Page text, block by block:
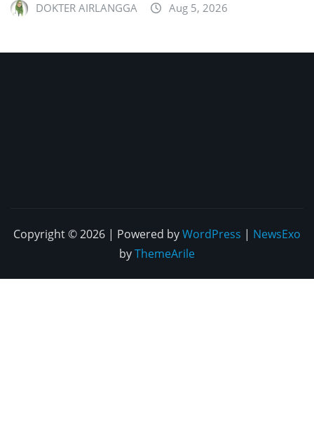
DOKTER AIRLANGGA Aug 5, 2026
Copyright © 2026 | Powered byWordPress | NewsExo
byThemeArile